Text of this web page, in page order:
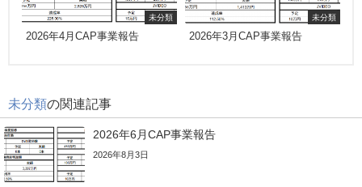
未分類
2026年4月CAP事業報告
未分類
2026年3月CAP事業報告
未分類の関連記事
2026年6月CAP事業報告
2026年8月3日